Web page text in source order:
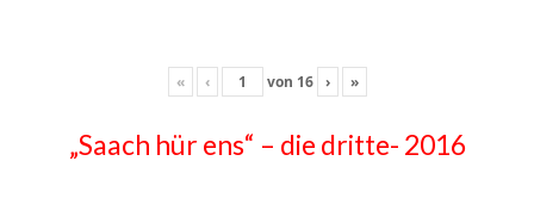
« ‹ von 16 › »
„Saach hür ens“ – die dritte- 2016